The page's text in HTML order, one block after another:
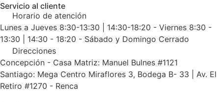
Servicio al cliente
Horario de atención
Lunes a Jueves 8:30-13:30 | 14:30-18:20 - Viernes 8:30 -
13:30 | 14:30 - 18:20 - Sábado y Domingo Cerrado
Direcciones
Concepción - Casa Matriz: Manuel Bulnes #1121
Santiago: Mega Centro Miraflores 3, Bodega B- 33 | Av. El
Retiro #1270 - Renca